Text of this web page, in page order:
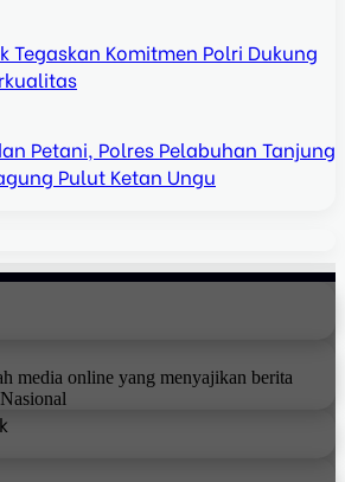
Tegaskan Komitmen Polri Dukung
Petani, Polres Pelabuhan Tanjung
Pulut Ketan Ungu
media online yang menyajikan berita